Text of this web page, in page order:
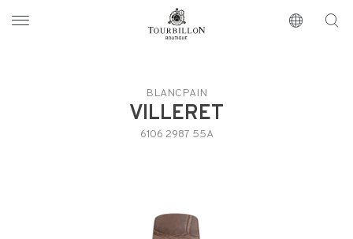
https://www.tourbillon.com/index.php/zh-hant
BLANCPAIN
VILLERET
6106 2987 55A